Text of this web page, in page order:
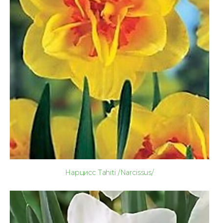
Нарцисс Tahiti /Narcissus/